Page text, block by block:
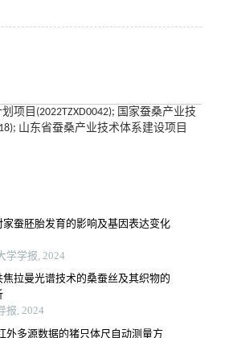
项目(2022TZXD0042); 国家蚕桑产业技
山东省蚕桑产业技术体系建设项目